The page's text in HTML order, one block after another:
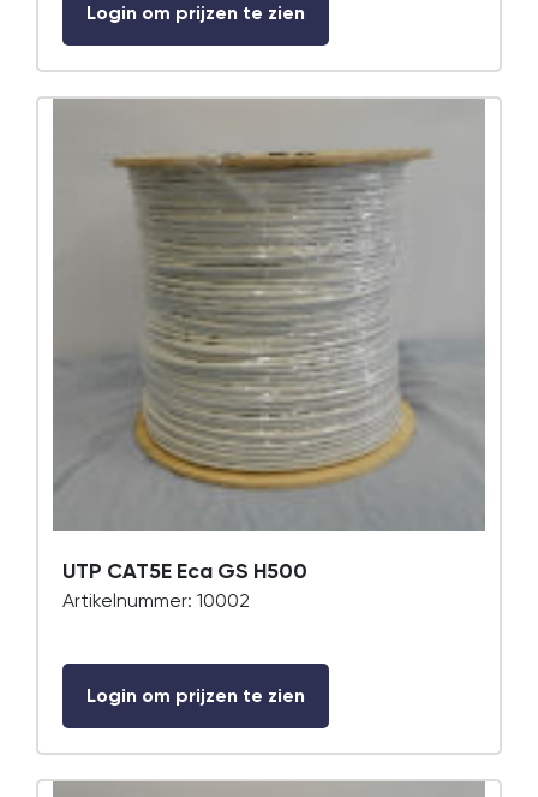
Login om prijzen te zien
UTP CAT5E Eca GS H500
Artikelnummer: 10002
Login om prijzen te zien